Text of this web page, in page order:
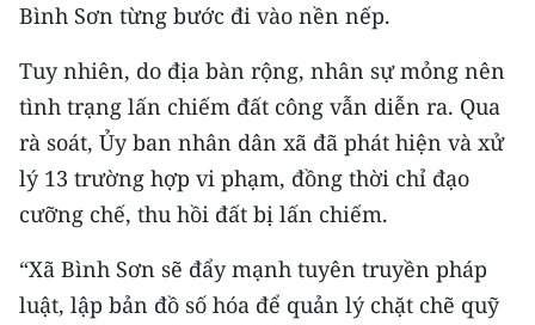
Bình Sơn từng bước đi vào nền nếp.
Tuy nhiên, do địa bàn rộng, nhân sự mỏng nên
tình trạng lấn chiếm đất công vẫn diễn ra. Qua
rà soát, Ủy ban nhân dân xã đã phát hiện và xử
lý 13 trường hợp vi phạm, đồng thời chỉ đạo
cưỡng chế, thu hồi đất bị lấn chiếm.
“Xã Bình Sơn sẽ đẩy mạnh tuyên truyền pháp
luật, lập bản đồ số hóa để quản lý chặt chẽ quỹ